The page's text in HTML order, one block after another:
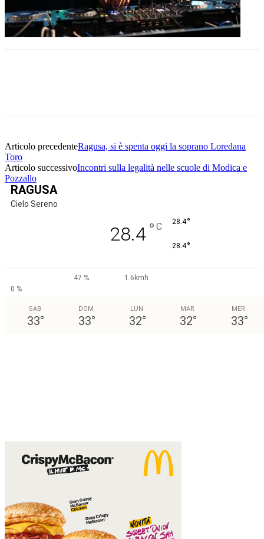
Articolo precedenteRagusa, si è spenta oggi la soprano Loredana
Toro
Articolo successivoIncontri sulla legalità nelle scuole di Modica e
Pozzallo
RAGUSA
Cielo Sereno
28.4 ° C 28.4°
28.4°
47 %
1.6kmh
0 %
SAB
33°
DOM
33°
LUN
32°
MAR
32°
MER
33°